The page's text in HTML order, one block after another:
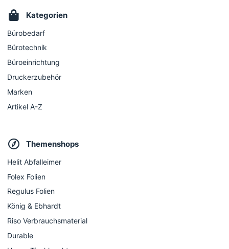
Kategorien
Bürobedarf
Bürotechnik
Büroeinrichtung
Druckerzubehör
Marken
Artikel A-Z
Themenshops
Helit Abfalleimer
Folex Folien
Regulus Folien
König & Ebhardt
Riso Verbrauchsmaterial
Durable